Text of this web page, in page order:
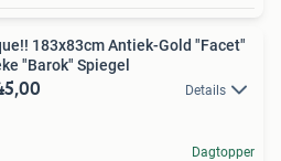
183x83cm Antiek-Gold "Facet"
"Barok" Spiegel
Details
Dagtopper